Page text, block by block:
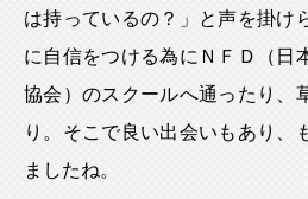
は持っているの？」と声を掛け
に自信をつける為にＮＦＤ（日
協会）のスクールへ通ったり、
り。そこで良い出会いもあり、
ましたね。